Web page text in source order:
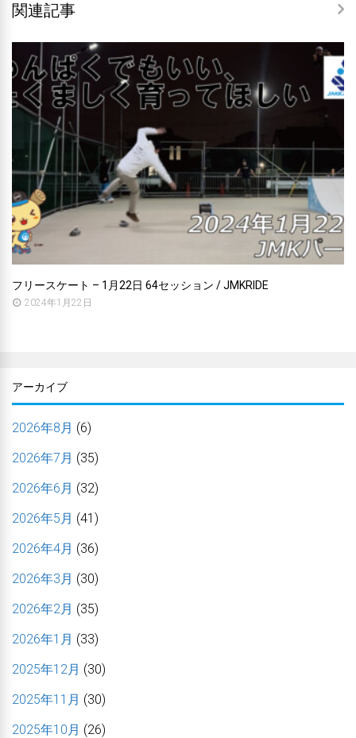
関連記事
フリースケート – 1月22日 64セッション / JMKRIDE
2024年1月22日
アーカイブ
2026年8月 (6)
2026年7月 (35)
2026年6月 (32)
2026年5月 (41)
2026年4月 (36)
2026年3月 (30)
2026年2月 (35)
2026年1月 (33)
2025年12月 (30)
2025年11月 (30)
2025年10月 (26)